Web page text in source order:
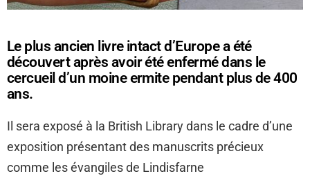
Le plus ancien livre intact d’Europe a été
découvert après avoir été enfermé dans le
cercueil d’un moine ermite pendant plus de 400
ans.
Il sera exposé à la British Library dans le cadre d’une
exposition présentant des manuscrits précieux
comme les évangiles de Lindisfarne